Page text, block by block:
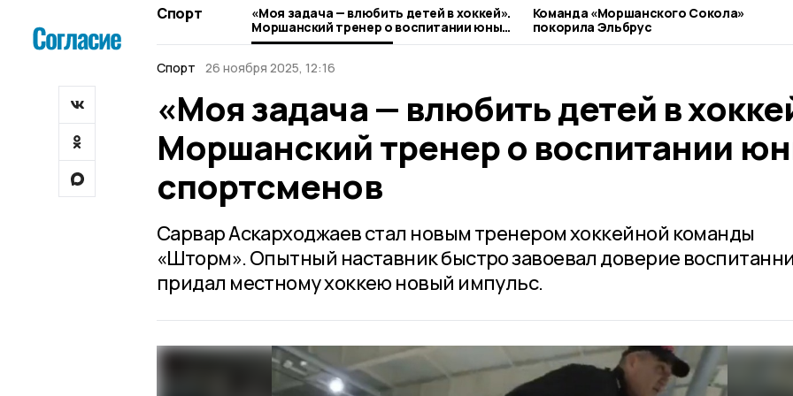
Спорт
«Моя задача — влюбить детей в хоккей».
Моршанский тренер о воспитании юных
спортсменов
Команда «Моршанского Сокола»
покорила Эльбрус
Спорт 26 ноября 2025, 12:16
«Моя задача — влюбить детей в
Моршанский тренер о воспитании
спортсменов
Сарвар Аскарходжаев стал новым тренером хоккейной команды
«Шторм». Опытный наставник быстро завоевал доверие
придал местному хоккею новый импульс.